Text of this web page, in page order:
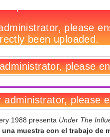
1988 presenta Under The
una muestra con el trabajo de